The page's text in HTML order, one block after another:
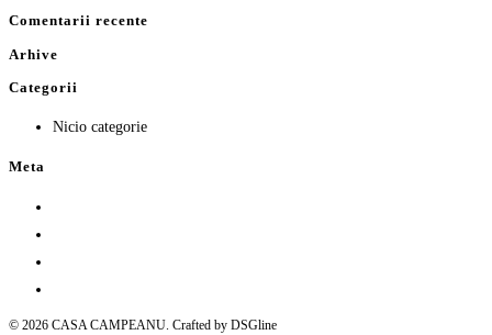
Comentarii recente
Arhive
Categorii
Nicio categorie
Meta
© 2026 CASA CAMPEANU. Crafted by DSGline